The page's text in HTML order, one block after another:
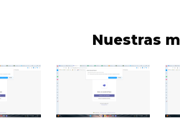
Nuestras